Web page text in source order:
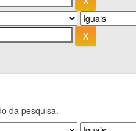
da pesquisa.